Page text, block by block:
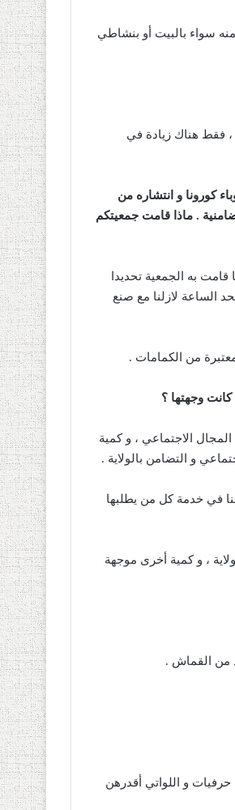
سواء بالبيت أو بنشاطي
فقط هناك زيادة في
كورونا و انتشاره من
. ماذا قامت جمعيتكم
به الجمعية تحديدا
الساعة لازلنا مع صنع
من الكمامات .
كانت وجهتها ؟
في المجال الاجتماعي ، و كمية
و التضامن بالولاية .
والنظافة إذ بلغ عدد الألبسة 340 لباس ، ولازلنا في خدمة كل من يطلبها
، و كمية أخرى موجهة
من القماش .
، ثم بعد ذلك قسم العمل لبيوت كل الحرفيات المنخرطين و عضوات الجمعية . شاركتني 10 حرفيات و اللواتي أقدرهن